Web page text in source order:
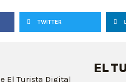
TWITTER
EL